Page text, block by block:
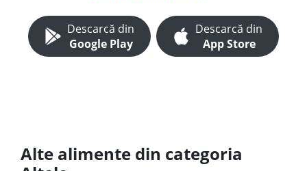
Descarcă din
Google Play
Descarcă din
App Store
Alte alimente din categoria